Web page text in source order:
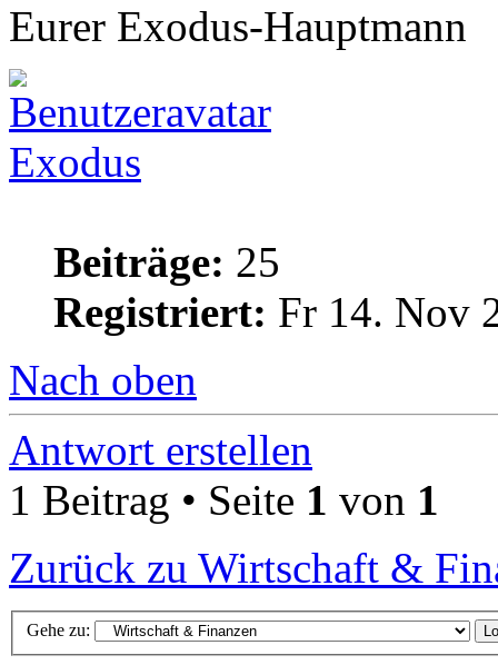
Eurer Exodus-Hauptmann
Exodus
Beiträge: 25
Registriert: Fr 14. Nov
Nach oben
Antwort erstellen
1 Beitrag • Seite 1 von 1
Zurück zu Wirtschaft &
Gehe zu: